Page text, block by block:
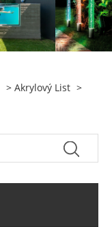
>Akrylový List >